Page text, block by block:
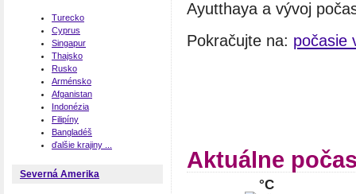
Turecko
Cyprus
Singapur
Thajsko
Rusko
Arménsko
Afganistan
Indonézia
Filipíny
Bangladéš
ďalšie krajiny ...
Severná Amerika
Ayutthaya a vývoj
Pokračujte na: počasie
Aktuálne
°C